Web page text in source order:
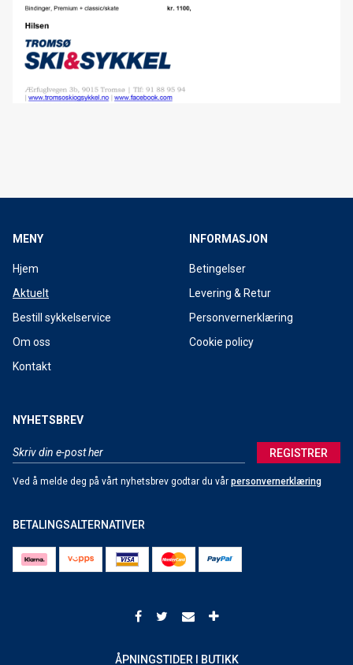
Forhåndsbestilling av 2020 SANTA CRUZ sykler
Forhåndsbestilling av 2020 TREK sykler starter nå!
Forhåndsbestilling langrennski 2019/20
2020 Santa Cruz Tallboy
Terrengsykkel-legenden Gary Fisher kommer til Lavkarittet
Lyst å prøve fulldempet ELSYKKEL?
Shop Ride 2019
Elsykkeldag 15. Juni
Smøretips: Kvaløya Skimaraton 2019
Velge riktig fjellski
Nordnorsk skimesse 2018
Forhåndsbestilling langrennski 2018/19
Sykkeldemo 01.09.18
Elsykkeldag 16. juni
MENY
Hjem
Aktuelt
Bestill sykkelservice
Om oss
Kontakt
INFORMASJON
Betingelser
Levering & Retur
Personvernerklæring
Cookie policy
NYHETSBREV
REGISTRER
Ved å melde deg på vårt nyhetsbrev godtar du vår personvernerklæring
BETALINGSALTERNATIVER
ÅPNINGSTIDER I BUTIKK